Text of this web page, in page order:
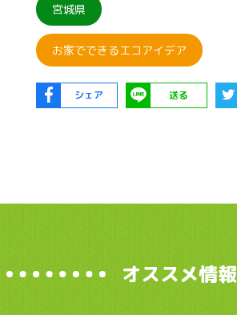
宮城県
お家でできるエコアイデア
シェア 送る
オススメ情報